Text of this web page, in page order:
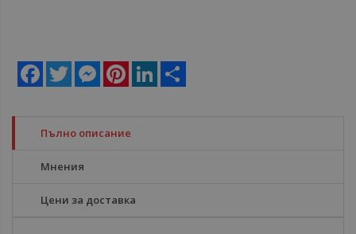
Facebook
Twitter MessengerPinterestLinkedIn
Пълно описание
Мнения
Цени за доставка